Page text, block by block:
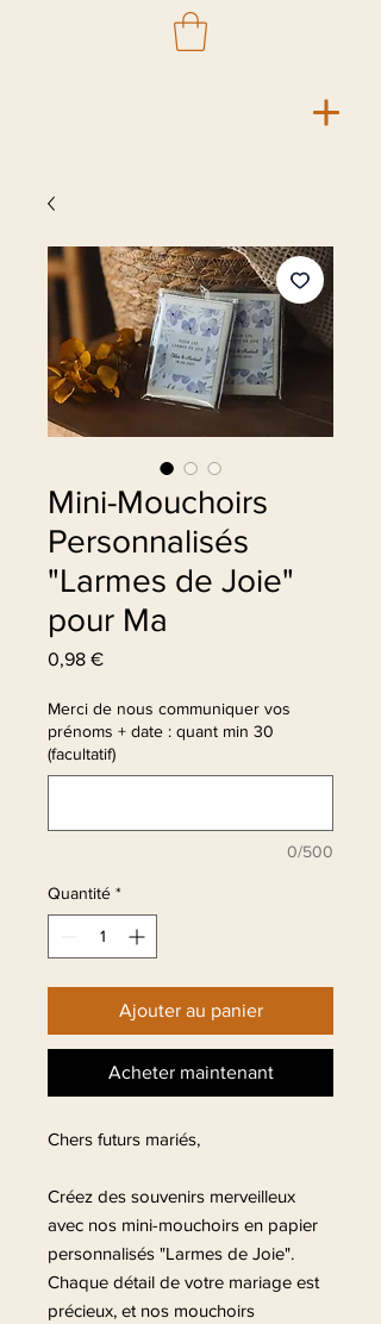
Mini-Mouchoirs
Personnalisés
"Larmes de Joie"
pour Ma
0,98 €Prix
Merci de nous communiquer vos
prénoms + date : quant min 30
(facultatif)
0/500
Quantité *
Ajouter au panier
Acheter maintenant
Chers futurs mariés,
Créez des souvenirs merveilleux
avec nos mini-mouchoirs en papier
personnalisés "Larmes de Joie".
Chaque détail de votre mariage est
précieux, et nos mouchoirs